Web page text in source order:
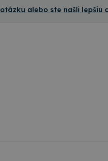
alebo ste našli lepšiu